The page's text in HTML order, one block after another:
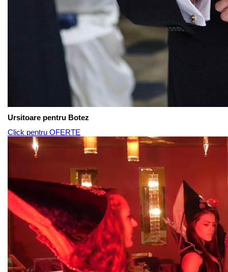
Ursitoare pentru Botez
Click pentru OFERTE